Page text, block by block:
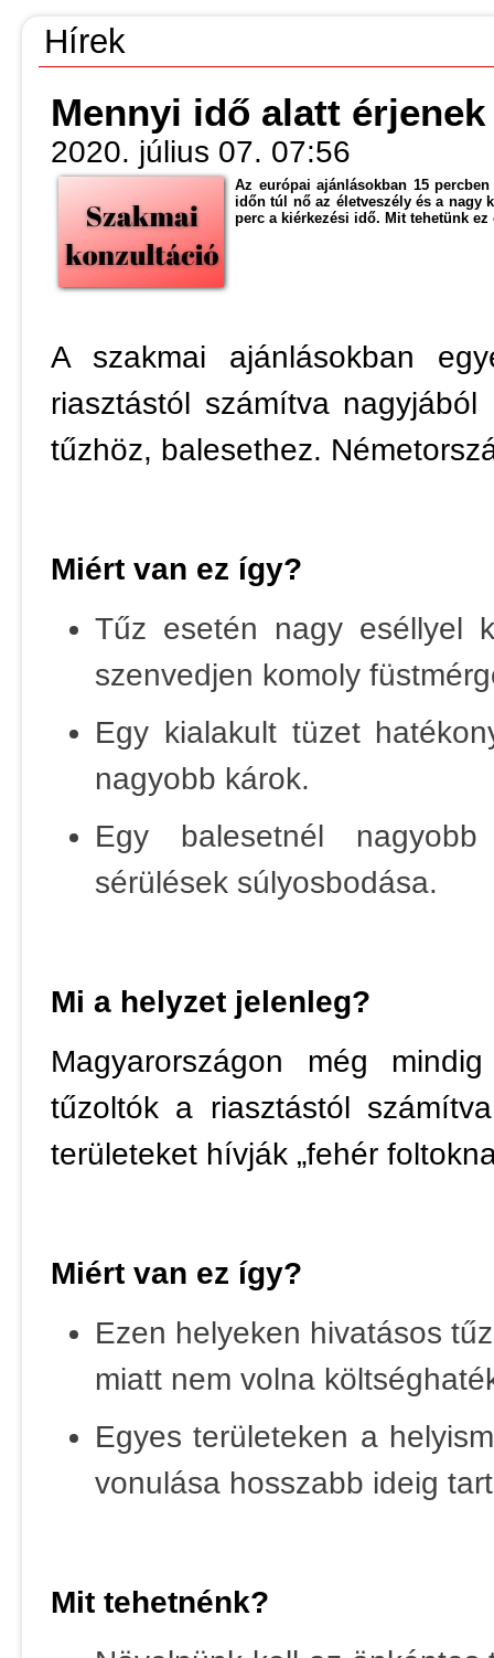
Hírek
Mennyi idő alatt
2020. július 07. 07:56
Az európai ajánlásokban 15
időn túl nő az életveszély és a nagy
perc a kiérkezési idő. Mit tehetünk ez
A szakmai ajánlásokban
riasztástól számítva
tűzhöz, balesethez.
Miért van ez így?
Tűz esetén nagy eséllyel
szenvedjen komoly
Egy kialakult tüzet
nagyobb károk.
Egy balesetnél
sérülések súlyosbodása.
Mi a helyzet jelenleg?
Magyarországon még
tűzoltók a riasztástól
területeket hívják „fehér
Miért van ez így?
Ezen helyeken hivatásos
miatt nem volna
Egyes területeken a
vonulása hosszabb ideig
Mit tehetnénk?